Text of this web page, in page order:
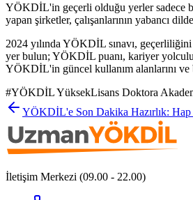
YÖKDİL'in geçerli olduğu yerler sadece
yapan şirketler, çalışanlarının yabancı
2024 yılında YÖKDİL sınavı,
yer bulun; YÖKDİL puanı, kariyer
YÖKDİL'in güncel kullanım alanlarını ve
#YÖKDİL YüksekLisans Doktora
YÖKDİL'e Son Dakika Hazırlık: Hap
İletişim Merkezi (09.00 - 22.00)